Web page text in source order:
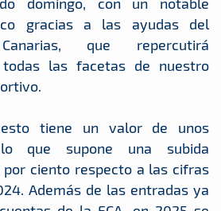
gracias a las ayudas del
que repercutirá
las facetas de nuestro
tiene un valor de unos
que supone una subida
ciento respecto a las cifras
Además de las entradas ya